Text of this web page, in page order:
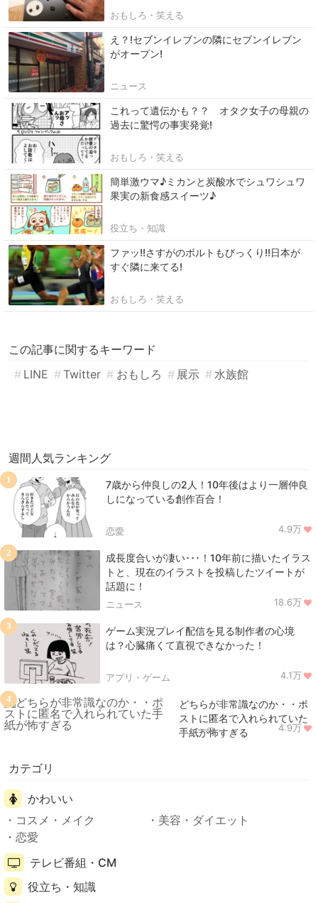
おもしろ・笑える
え？!セブンイレブンの隣にセブンイレブン
がオープン!
ニュース
これって遺伝かも？？ オタク女子の母親の
過去に驚愕の事実発覚!
おもしろ・笑える
簡単激ウマ♪ミカンと炭酸水でシュワシュワ
果実の新食感スイーツ♪
役立ち・知識
ファッ!!さすがのボルトもびっくり!!日本が
すぐ隣に来てる!
おもしろ・笑える
この記事に関するキーワード
LINE
Twitter おもしろ 展示 水族館
週間人気ランキング
7歳から仲良しの2人！10年後はより一層仲良
しになっている創作百合！
恋愛 4.9万
1
成長度合いが凄い･･･！10年前に描いたイラス
トと、現在のイラストを投稿したツイートが
話題に！
ニュース 18.6万
2
ゲーム実況プレイ配信を見る制作者の心境
は？心臓痛くて直視できなかった！
アプリ・ゲーム 4.1万
3
どちらが非常識なのか・・ポ
ストに匿名で入れられていた
手紙が怖すぎる
ニュース 4.9万
4
カテゴリ
かわいい
コスメ・メイク
美容・ダイエット
恋愛
テレビ番組・CM
役立ち・知識